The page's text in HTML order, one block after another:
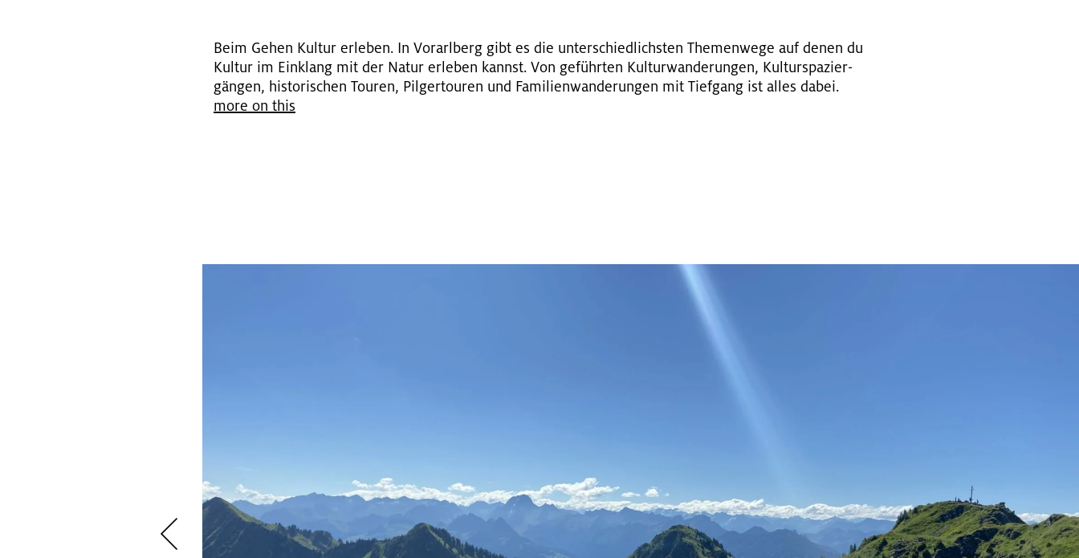
Beim Gehen Kul­tur er­le­ben. In Vor­arl­berg gibt es die un­ter­schied­lichs­ten The­men­we­ge auf denen du
Kul­tur im Ein­klang mit der Natur er­le­ben kannst. Von ge­führ­ten Kul­tur­wan­de­run­gen, Kul­tur­spa­zier­
gän­gen, his­to­ri­schen Tou­ren, Pil­ger­tou­ren und Fa­mi­li­en­wan­de­run­gen mit Tief­gang ist alles dabei.
more on this